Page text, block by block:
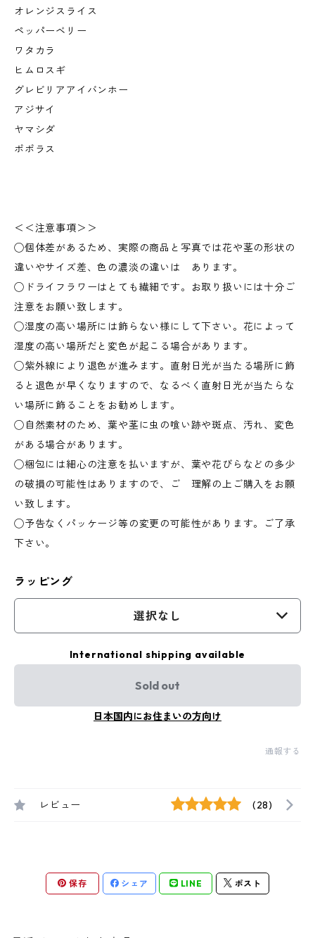
オレンジスライス
ペッパーベリー
ワタカラ
ヒムロスギ
グレビリアアイバンホー
アジサイ
ヤマシダ
ポポラス
＜＜注意事項＞＞
◯個体差があるため、実際の商品と写真では花や茎の形状の
違いやサイズ差、色の濃淡の違いは あります。
◯ドライフラワーはとても繊細です。お取り扱いには十分ご
注意をお願い致します。
◯湿度の高い場所には飾らない様にして下さい。花によって
湿度の高い場所だと変色が起こる場合があります。
◯紫外線により退色が進みます。直射日光が当たる場所に飾
ると退色が早くなりますので、なるべく直射日光が当たらな
い場所に飾ることをお勧めします。
◯自然素材のため、葉や茎に虫の喰い跡や斑点、汚れ、変色
がある場合があります。
◯梱包には細心の注意を払いますが、葉や花びらなどの多少
の破損の可能性はありますので、ご 理解の上ご購入をお願
い致します。
◯予告なくパッケージ等の変更の可能性があります。ご了承
下さい。
ラッピング
選択なし
International shipping available
Sold out
日本国内にお住まいの方向け
通報する
レビュー (28)
保存 シェア LINE ポスト